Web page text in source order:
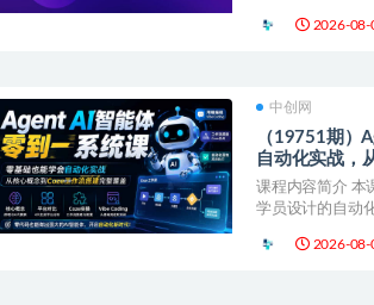
2026-08-
中创网
（19751期）
自动化实战，
课程内容简介 本
学员设计的自动
2026-08-